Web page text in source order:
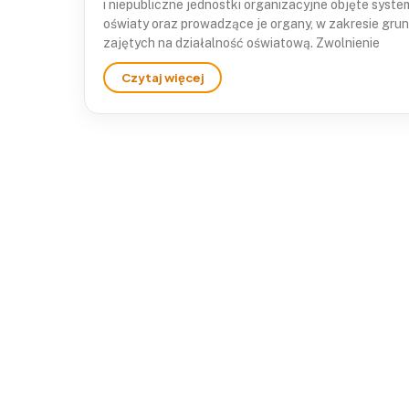
i niepubliczne jednostki organizacyjne objęte
oświaty oraz prowadzące je organy, w zakresie
zajętych na działalność oświatową. Zwolnienie